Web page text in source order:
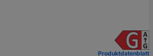
Produktdatenblatt